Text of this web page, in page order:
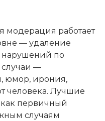
модерация работает
— удаление
нарушений по
—
юмор, ирония,
человека. Лучшие
первичный
случаям